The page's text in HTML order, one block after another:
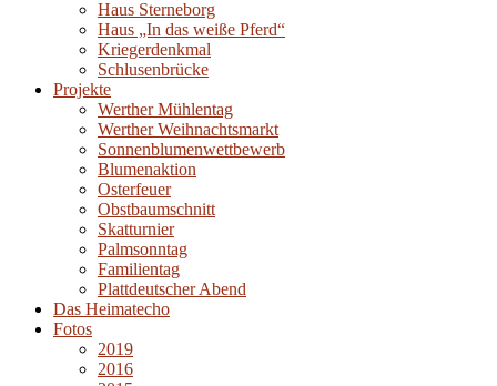
Haus Sterneborg
Haus „In das weiße Pferd“
Kriegerdenkmal
Schlusenbrücke
Projekte
Werther Mühlentag
Werther Weihnachtsmarkt
Sonnenblumenwettbewerb
Blumenaktion
Osterfeuer
Obstbaumschnitt
Skatturnier
Palmsonntag
Familientag
Plattdeutscher Abend
Das Heimatecho
Fotos
2019
2016